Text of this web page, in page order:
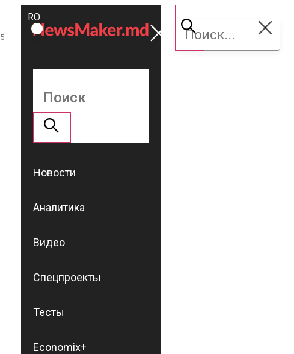
ROMÂNĂ
RU
Поддержать
NM
Новости
Аналитика
Видео
Спецпроекты
Тесты
Economix+